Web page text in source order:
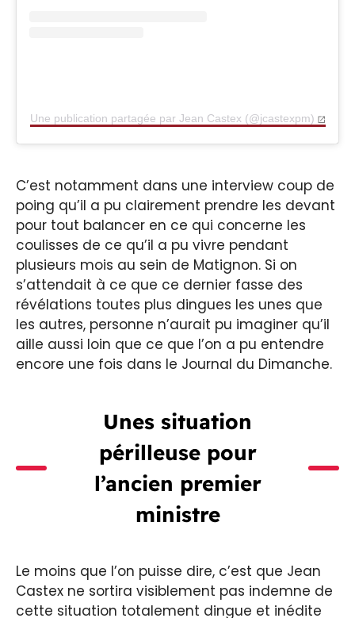
Une publication partagée par Jean Castex (@jcastexpm)
C’est notamment dans une interview coup de
poing qu’il a pu clairement prendre les devant
pour tout balancer en ce qui concerne les
coulisses de ce qu’il a pu vivre pendant
plusieurs mois au sein de Matignon. Si on
s’attendait à ce que ce dernier fasse des
révélations toutes plus dingues les unes que
les autres, personne n’aurait pu imaginer qu’il
aille aussi loin que ce que l’on a pu entendre
encore une fois dans le Journal du Dimanche.
Unes situation
périlleuse pour
l’ancien premier
ministre
Le moins que l’on puisse dire, c’est que Jean
Castex ne sortira visiblement pas indemne de
cette situation totalement dingue et inédite